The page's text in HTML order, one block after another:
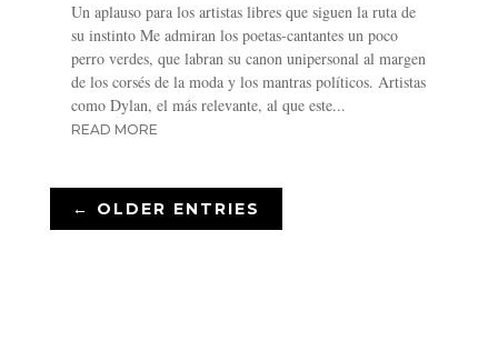
Un aplauso para los artistas libres que siguen la ruta de
su instinto Me admiran los poetas-cantantes un poco
perro verdes, que labran su canon unipersonal al margen
de los corsés de la moda y los mantras políticos. Artistas
como Dylan, el más relevante, al que este...
READ MORE
← OLDER ENTRIES